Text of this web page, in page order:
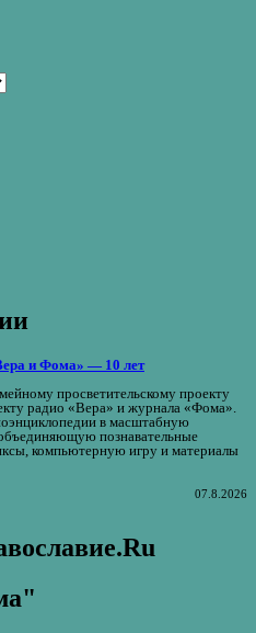
и Фома» — 10 лет
просветительскому проекту
радио «Вера» и журнала «Фома».
в масштабную
познавательные
компьютерную игру и материалы
07.8.2026